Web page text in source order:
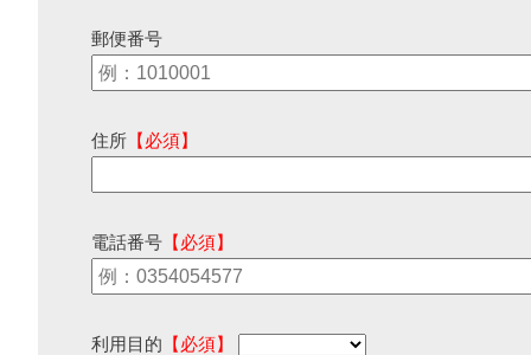
郵便番号
住所 【必須】
電話番号 【必須】
利用目的 【必須】